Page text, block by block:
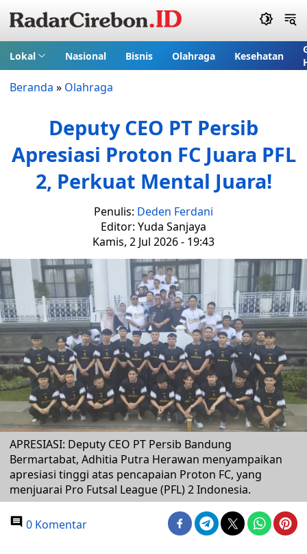
Lokal Nasional Bisnis Olahraga Kesehatan
Beranda » Olahraga
Deputy CEO PT Persib
Apresiasi Proton FC Juara PFL
2, Perkuat Mental Juara!
Penulis: Deden Ferdani
Editor: Yuda Sanjaya
Kamis, 2 Jul 2026 - 19:43
APRESIASI: Deputy CEO PT Persib Bandung
Bermartabat, Adhitia Putra Herawan menyampaikan
apresiasi tinggi atas pencapaian Proton FC, yang
menjuarai Pro Futsal League (PFL) 2 Indonesia.
0 Komentar